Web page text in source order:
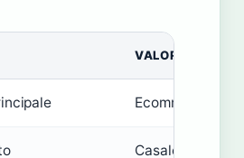
VALORE
Casaleggio.it